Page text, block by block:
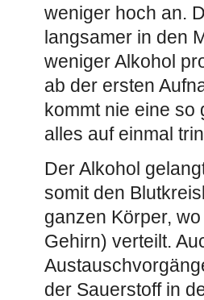
weniger hoch an.
langsamer in den
weniger Alkohol
ab der ersten
kommt nie eine so
alles auf einmal
Der Alkohol
somit den
ganzen Körper,
Gehirn) verteilt.
der Sauerstoff in